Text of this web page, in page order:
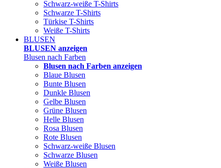
Schwarz-weiße T-Shirts
Schwarze T-Shirts
Türkise T-Shirts
Weiße T-Shirts
BLUSEN
BLUSEN anzeigen
Blusen nach Farben
Blusen nach Farben anzeigen
Blaue Blusen
Bunte Blusen
Dunkle Blusen
Gelbe Blusen
Grüne Blusen
Helle Blusen
Rosa Blusen
Rote Blusen
Schwarz-weiße Blusen
Schwarze Blusen
Weiße Blusen